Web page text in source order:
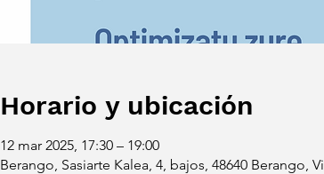
Horario y ubicación
12 mar 2025, 17:30 – 19:00
Berango, Sasiarte Kalea, 4, bajos, 48640 Berango,